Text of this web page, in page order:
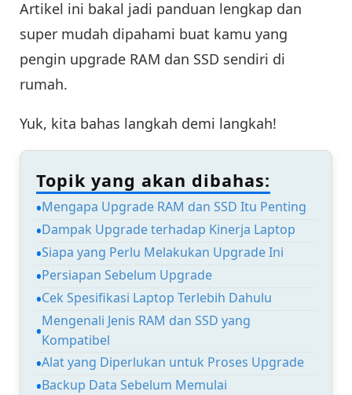
Artikel ini bakal jadi panduan lengkap dan
super mudah dipahami buat kamu yang
pengin upgrade RAM dan SSD sendiri di
rumah.
Yuk, kita bahas langkah demi langkah!
Topik yang akan dibahas:
Mengapa Upgrade RAM dan SSD Itu Penting
Dampak Upgrade terhadap Kinerja Laptop
Siapa yang Perlu Melakukan Upgrade Ini
Persiapan Sebelum Upgrade
Cek Spesifikasi Laptop Terlebih Dahulu
Mengenali Jenis RAM dan SSD yang
Kompatibel
Alat yang Diperlukan untuk Proses Upgrade
Backup Data Sebelum Memulai